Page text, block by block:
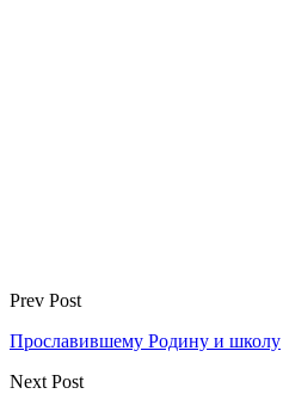
Prev Post
Прославившему Родину и школу
Next Post